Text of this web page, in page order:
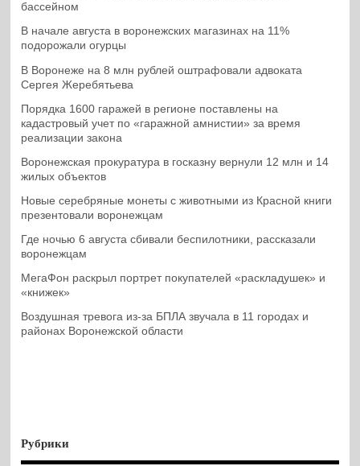
бассейном
В начале августа в воронежских магазинах на 11%
подорожали огурцы
В Воронеже на 8 млн рублей оштрафовали адвоката
Сергея Жеребятьева
Порядка 1600 гаражей в регионе поставлены на
кадастровый учет по «гаражной амнистии» за время
реализации закона
Воронежская прокуратура в госказну вернули 12 млн и 14
жилых объектов
Новые серебряные монеты с животными из Красной книги
презентовали воронежцам
Где ночью 6 августа сбивали беспилотники, рассказали
воронежцам
МегаФон раскрыл портрет покупателей «раскладушек» и
«книжек»
Воздушная тревога из-за БПЛА звучала в 11 городах и
районах Воронежской области
Рубрики